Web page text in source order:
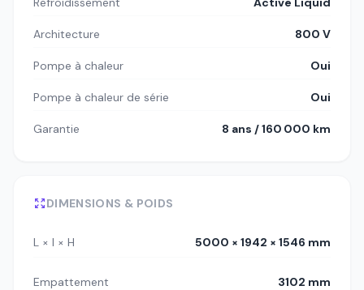
Architecture 800 V
Pompe à chaleur Oui
Pompe à chaleur de série Oui
Garantie 8 ans / 160 000 km
DIMENSIONS & POIDS
L × l × H 5000 × 1942 × 1546 mm
Empattement 3102 mm